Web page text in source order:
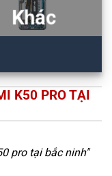
Khác
K50 PRO TẠI
pro tại bắc ninh"